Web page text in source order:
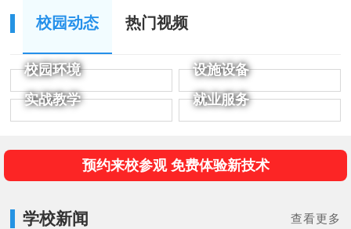
校园动态 热门视频
校园环境
设施设备
实战教学
就业服务
预约来校参观 免费体验新技术
学校新闻 查看更多